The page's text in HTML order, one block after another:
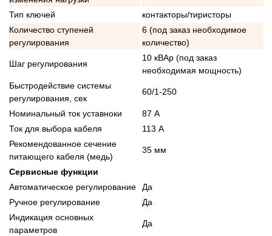
Тип ключей
контакторы/тиристоры
Количество ступеней
регулирования
6 (под заказ необходимое
количество)
Шаг регулирования
10 кВАр (под заказ
необходимая мощность)
Быстродействие системы
регулирования, сек
60/1-250
Номинальный ток уставноки
87 А
Ток для выбора кабеля
113 А
Рекомендованное сечение
питающего кабеля (медь)
35 мм
Сервисные функции
Автоматическое регулирование
Да
Ручное регулирование
Да
Индикация основных
параметров
Да